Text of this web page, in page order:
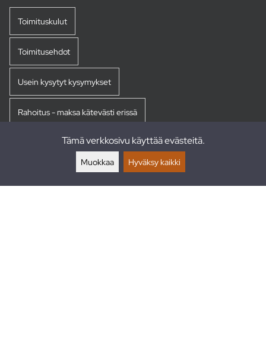
Toimituskulut
Toimitusehdot
Usein kysytyt kysymykset
Rahoitus - maksa kätevästi erissä
Tämä verkkosivu käyttää evästeitä.
Muokkaa Hyväksy kaikki